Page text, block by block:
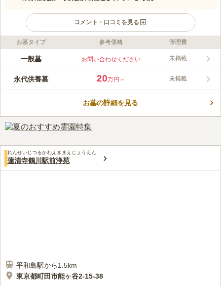
コメント・口コミを見る
ライフドット編集部のコメント
700年以上の歴史がある善慶寺は、山門をくぐると静寂な境内に
として開放されており、墓所内も落ち着いてます。敷地内には、
ペット供養塔もあるため、大切なペットと同じ空間に眠ることが
この霊園はまだ誰からも評価されていません。
お墓タイプ 参考価格 管理費
一般墓 お問い合わせください 未掲載
永代供養墓 20万円～ 未掲載
お墓の詳細を見る
れんせいじつるかわえきまえじょうえん
蓮清寺鶴川駅前浄苑
平和島駅から1.5km
東京都町田市能ヶ谷2-15-38